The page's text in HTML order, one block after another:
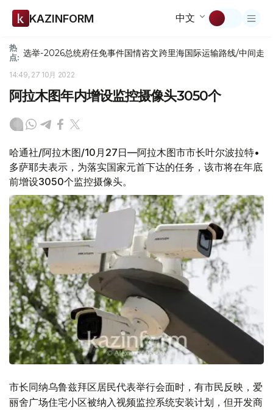
KAZINFORM 中文
热
点: 选举-2026总统府任免事件国情咨文跨里海国际运输路线/中间走廊
14:49, 27 10月 2022
阿拉木图年内增设监控摄像头3050个
哈通社/阿拉木图/10月27日—阿拉木图市市长叶尔波拉特•
多萨耶夫表示，为落实国家元首下达的任务，该市将在年底
前增设3050个监控摄像头。
市长同纳乌鲁兹拜区居民代表举行会面时，有市民反映，爱
丽舍广场住宅小区被纳入视频监控系统安装计划，但开发商